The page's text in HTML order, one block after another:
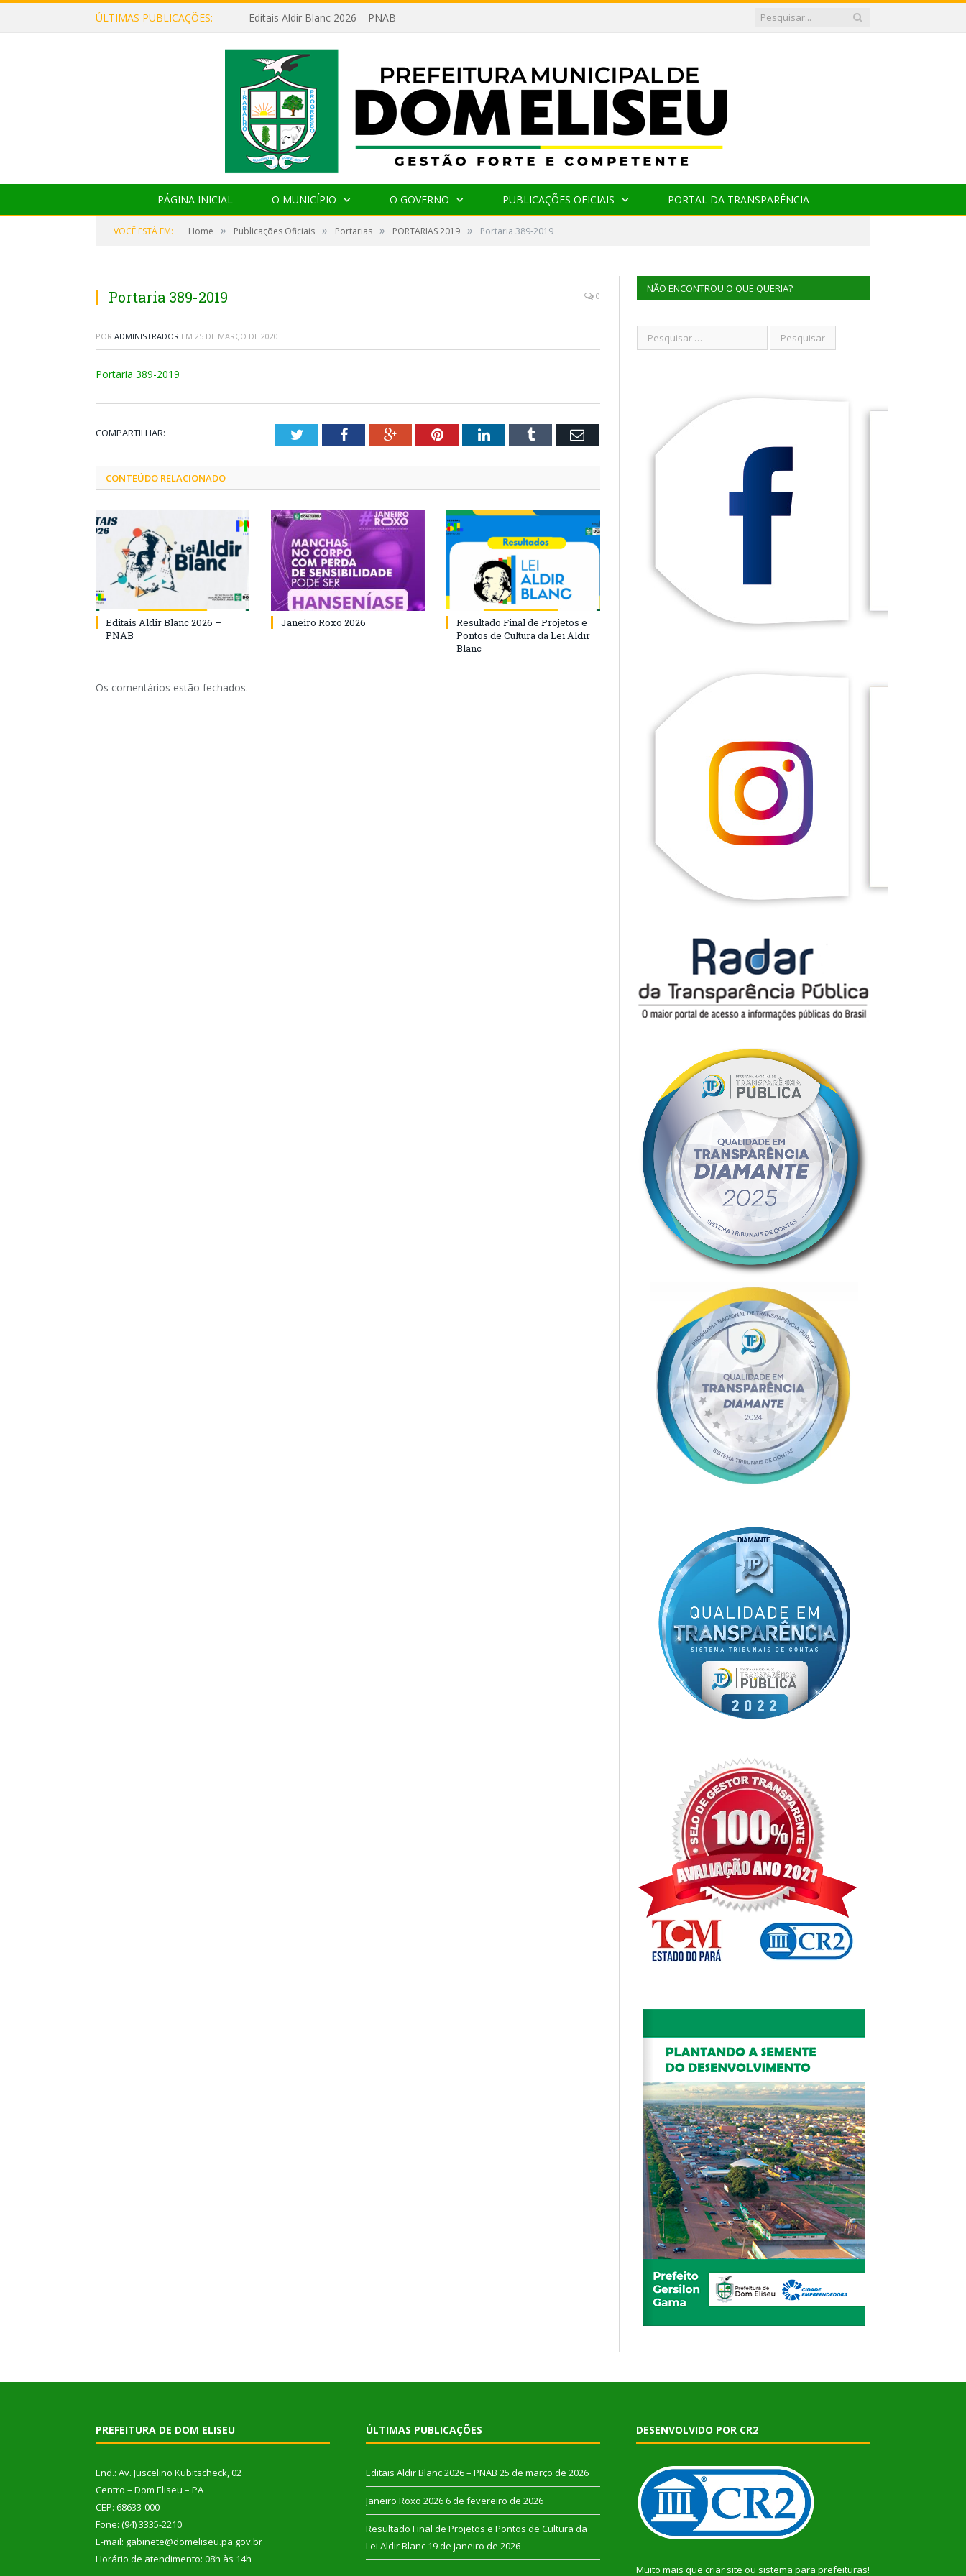
ÚLTIMAS PUBLICAÇÕES: Editais Aldir Blanc 2026 – PNAB
PÁGINA INICIAL O MUNICÍPIO O GOVERNO PUBLICAÇÕES OFICIAIS PORTAL DA TRANSPARÊNCIA
VOCÊ ESTÁ EM: Home » Publicações Oficiais » Portarias » PORTARIAS 2019 » Portaria 389-2019
Portaria 389-2019 0
POR ADMINISTRADOR EM 25 DE MARÇO DE 2020
Portaria 389-2019
COMPARTILHAR: TwitterFacebookGoogle+PinterestLinkedInTumblr Email
CONTEÚDO RELACIONADO
Editais Aldir Blanc 2026 –
PNAB
Janeiro Roxo 2026
Resultado Final de Projetos e
Pontos de Cultura da Lei Aldir
Blanc
Os comentários estão fechados.
NÃO ENCONTROU O QUE QUERIA?
PREFEITURA DE DOM ELISEU
End.: Av. Juscelino Kubitscheck, 02
Centro – Dom Eliseu – PA
CEP: 68633-000
Fone: (94) 3335-2210
E-mail: gabinete@domeliseu.pa.gov.br
Horário de atendimento: 08h às 14h
ÚLTIMAS PUBLICAÇÕES
Editais Aldir Blanc 2026 – PNAB 25 de março de 2026
Janeiro Roxo 2026 6 de fevereiro de 2026
Resultado Final de Projetos e Pontos de Cultura da
Lei Aldir Blanc 19 de janeiro de 2026
DESENVOLVIDO POR CR2
Muito mais que criar site ou sistema para prefeituras!